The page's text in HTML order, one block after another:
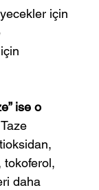
için
ise o
Taze
tokoferol,
daha